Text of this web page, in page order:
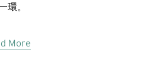
環。
More